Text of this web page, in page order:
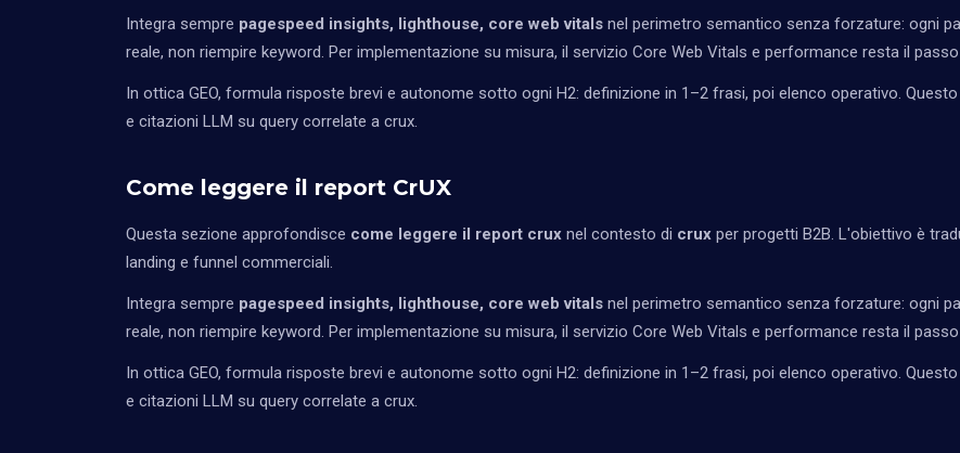
Integra sempre pagespeed insights, lighthouse, core web vitals nel perimetro semantico senza forzature: ogni
reale, non riempire keyword. Per implementazione su misura, il servizio Core Web Vitals e performance resta il
In ottica GEO, formula risposte brevi e autonome sotto ogni H2: definizione in 1–2 frasi, poi elenco operativo.
e citazioni LLM su query correlate a crux.
Come leggere il report CrUX
Questa sezione approfondisce come leggere il report crux nel contesto di crux per progetti B2B. L'obiettivo è
landing e funnel commerciali.
Integra sempre pagespeed insights, lighthouse, core web vitals nel perimetro semantico senza forzature: ogni
reale, non riempire keyword. Per implementazione su misura, il servizio Core Web Vitals e performance resta il
In ottica GEO, formula risposte brevi e autonome sotto ogni H2: definizione in 1–2 frasi, poi elenco operativo.
e citazioni LLM su query correlate a crux.